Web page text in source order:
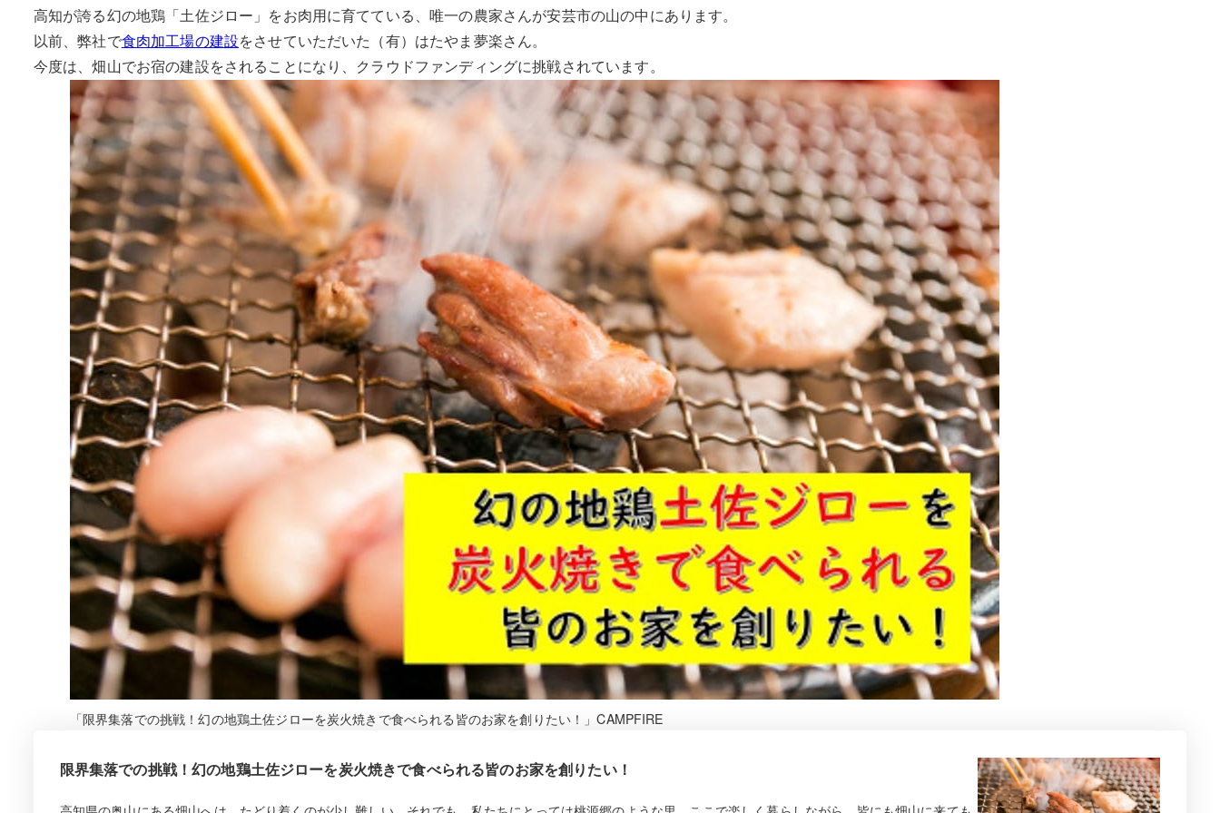
高知が誇る幻の地鶏「土佐ジロー」をお肉用に育てている、唯一の農家さんが安芸市の山の中にあります。
以前、弊社で食肉加工場の建設をさせていただいた（有）はたやま夢楽さん。
今度は、畑山でお宿の建設をされることになり、クラウドファンディングに挑戦されています。
「限界集落での挑戦！幻の地鶏土佐ジローを炭火焼きで食べられる皆のお家を創りたい！」CAMPFIRE
限界集落での挑戦！幻の地鶏土佐ジローを炭火焼きで食べられる皆のお家を創りたい！